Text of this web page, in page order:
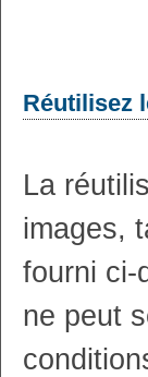
Réutilisez
La
images,
fourni ci-
ne peut